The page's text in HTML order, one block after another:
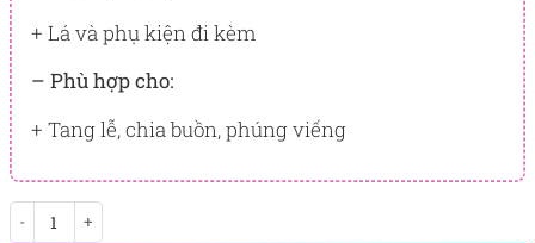
+ Lá và phụ kiện đi kèm
– Phù hợp cho:
+ Tang lễ, chia buồn, phúng viếng